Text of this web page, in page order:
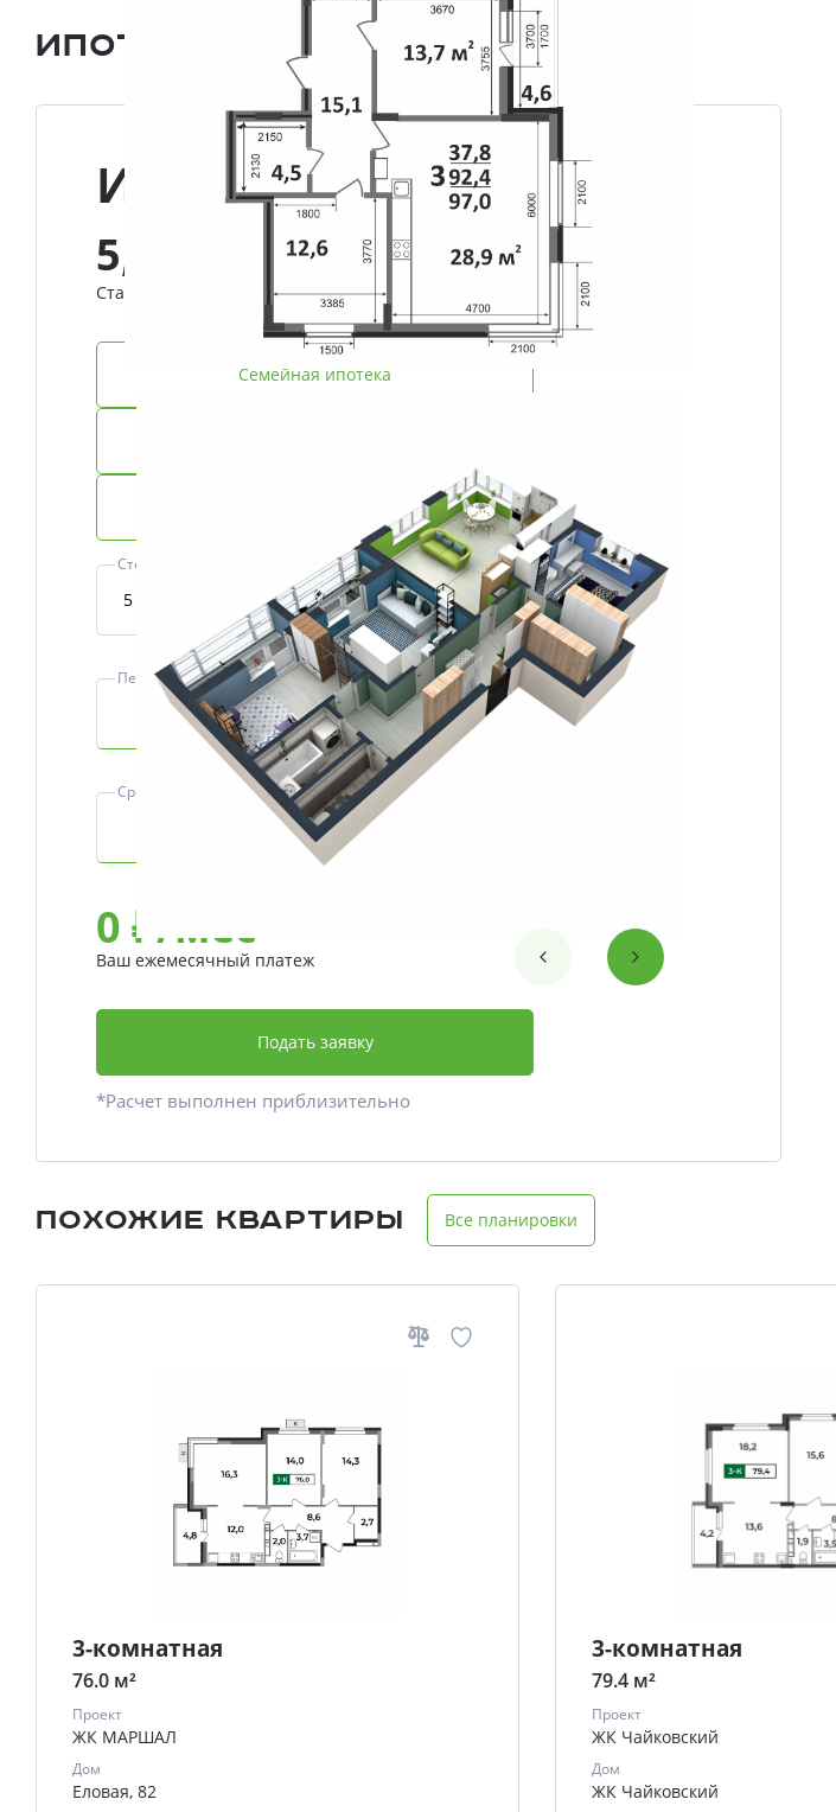
Ипотека и Рассрочка
Ипотека
5,8%
Ставка
Семейная ипотека
Стоимость квартиры, ₽
Первоначальный взнос, ₽
Срок, лет
0 ₽/мес
Ваш ежемесячный платеж
Подать заявку
*Расчет выполнен приблизительно
Похожие квартиры Все планировки
3-комнатная
76.0 м²
Проект
ЖК МАРШАЛ
Дом
Еловая, 82
3-комнатная
79.4 м²
Проект
ЖК Чайковский
Дом
ЖК Чайковский